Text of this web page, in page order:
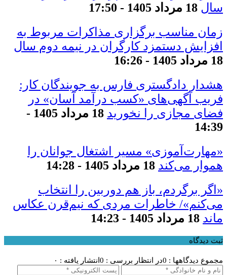
سال 18 مرداد 1405 - 17:50
زمان مناسب برگزاری مذاکرات مربوط به
افزایش دستمزد کارگران در نیمه دوم سال
18 مرداد 1405 - 16:26
هشدار دادگستری فارس به جویندگان کار:
فریب آگهی‌های «کسب درآمد آسان» در
فضای مجازی را نخورید
18 مرداد 1405 -
14:39
«مهارت‌آموزی» مسیر اشتغال جوانان را
هموار می‌کند 18 مرداد 1405 - 14:28
«اگر برگردم، باز هم دوربین را انتخاب
می‌کنم»/ خاطرات مردی که نیم‌قرن عکاس
ماند 18 مرداد 1405 - 14:23
ثبت دیدگاه
مجموع دیدگاهها : 0 در انتظار بررسی : 0 انتشار یافته : ۰